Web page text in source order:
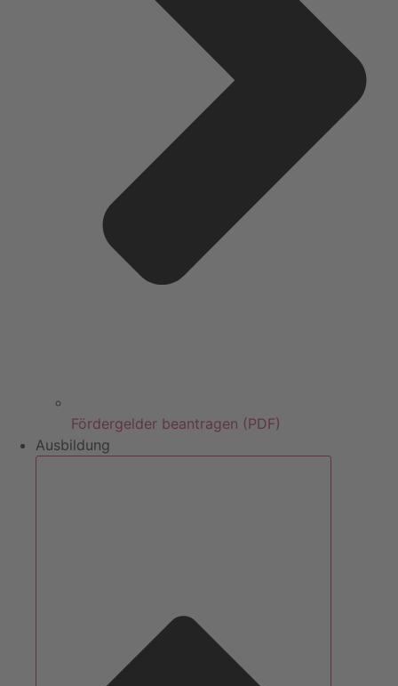
Fördergelder beantragen (PDF)
Ausbildung